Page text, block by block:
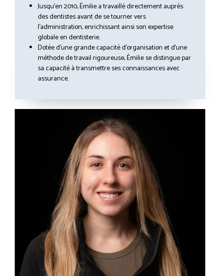
Jusqu’en 2010, Émilie a travaillé directement auprès
des dentistes avant de se tourner vers
l’administration, enrichissant ainsi son expertise
globale en dentisterie.
Dotée d’une grande capacité d’organisation et d’une
méthode de travail rigoureuse, Émilie se distingue par
sa capacité à transmettre ses connaissances avec
assurance.